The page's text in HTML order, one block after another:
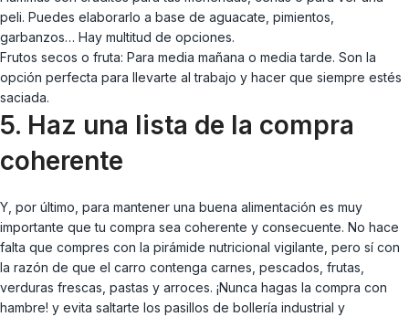
peli. Puedes elaborarlo a base de aguacate, pimientos,
garbanzos… Hay multitud de opciones.
Frutos secos o fruta: Para media mañana o media tarde. Son la
opción perfecta para llevarte al trabajo y hacer que siempre estés
saciada.
5. Haz una lista de la compra
coherente
Y, por último, para mantener una buena alimentación es muy
importante que tu compra sea coherente y consecuente. No hace
falta que compres con la pirámide nutricional vigilante, pero sí con
la razón de que el carro contenga carnes, pescados, frutas,
verduras frescas, pastas y arroces. ¡Nunca hagas la compra con
hambre! y evita saltarte los pasillos de bollería industrial y